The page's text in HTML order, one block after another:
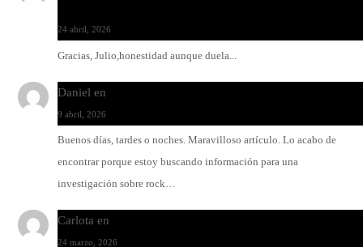
24 abril, 2026
Gracias, Julio,honestidad aunque duela...
Daniel en
9 abril, 2026
Buenos días, tardes o noches. Maravilloso artículo. Lo acabo de
encontrar porque estoy buscando información para una
investigación sobre rock…
Carlota en
24 marzo, 2026